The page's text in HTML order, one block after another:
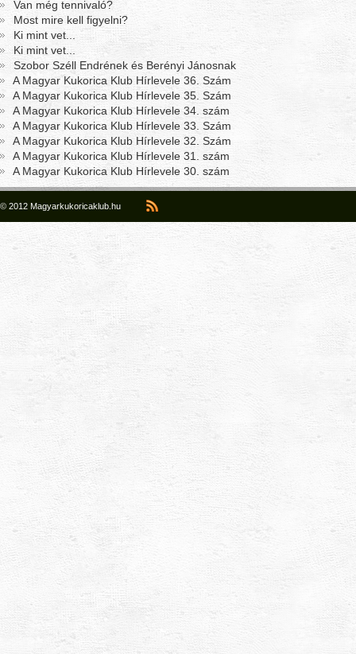
Van még tennivaló?
Most mire kell figyelni?
Ki mint vet...
Ki mint vet...
Szobor Széll Endrének és Berényi Jánosnak
A Magyar Kukorica Klub Hírlevele 36. Szám
A Magyar Kukorica Klub Hírlevele 35. Szám
A Magyar Kukorica Klub Hírlevele 34. szám
A Magyar Kukorica Klub Hírlevele 33. Szám
A Magyar Kukorica Klub Hírlevele 32. Szám
A Magyar Kukorica Klub Hírlevele 31. szám
A Magyar Kukorica Klub Hírlevele 30. szám
© 2012 Magyarkukoricaklub.hu